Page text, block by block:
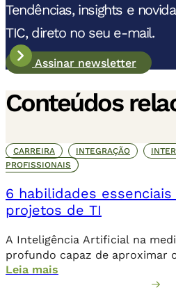
Tendências, insights e
TIC, direto no seu e-mail.
Assinar newsletter
Conteúdos
CARREIRA INTEGRAÇÃO
PROFISSIONAIS
6 habilidades
projetos de TI
A Inteligência Artificial na
profundo capaz de aproximar
necessariamente a
Leia mais